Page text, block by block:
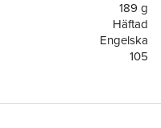
189 g
Häftad
Engelska
105
9783662389324